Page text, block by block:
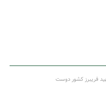
فریبرز کشور دوست